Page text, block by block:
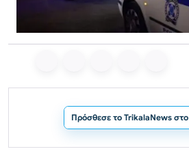
Πρόσθεσε το TrikalaNews στο